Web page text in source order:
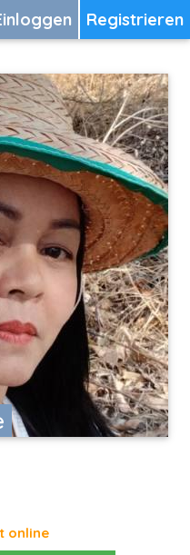
Registrieren
online